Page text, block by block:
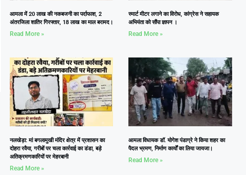
आमला में 20 लाख की नकबजनी का पर्दाफाश, 2
अंतरजिला शातिर गिरफ्तार, 18 लाख का माल बरामद।
Read More »
स्मार्ट मीटर लगाने का विरोध, कांग्रेस ने सहायक
अभियंता को सौंपा ज्ञापन ।
Read More »
नलखेड़ा: मां बगलामुखी मंदिर क्षेत्र में प्रशासन का
दोहरा रवैया, गरीबों पर चला कार्रवाई का डंडा, बड़े
अतिक्रमणकारियों पर मेहरबानी
Read More »
आमला विधायक डॉ. योगेश पंडाग्रे ने किया शहर का
पैदल भ्रमण, निर्माण कार्यों का लिया जायजा।
Read More »